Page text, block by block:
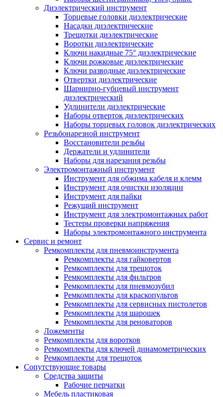
Диэлектрический инструмент
Торцевые головки диэлектрические
Насадки диэлектрические
Трещотки диэлектрические
Воротки диэлектрические
Ключи накидные 75° диэлектрические
Ключи рожковые диэлектрические
Ключи разводные диэлектрические
Отвертки диэлектрические
Шарнирно-губцевый инструмент
диэлектрический
Удлинители диэлектрические
Наборы отверток диэлектрических
Наборы торцевых головок диэлектрических
Резьбонарезной инструмент
Восстановители резьбы
Держатели и удлинители
Наборы для нарезания резьбы
Электромонтажный инструмент
Инструмент для обжима кабеля и клемм
Инструмент для очистки изоляции
Инструмент для пайки
Режущий инструмент
Инструмент для электромонтажных работ
Тестеры проверки напряжения
Наборы электромонтажного инструмента
Сервис и ремонт
Ремкомплекты для пневмоинструмента
Ремкомплекты для гайковертов
Ремкомплекты для трещоток
Ремкомплекты для фильтров
Ремкомплекты для пневмозубил
Ремкомплекты для краскопультов
Ремкомплекты для сервисных пистолетов
Ремкомплекты для шарошек
Ремкомплекты для реноваторов
Ложементы
Ремкомплекты для воротков
Ремкомплекты для ключей динамометрических
Ремкомплекты для трещоток
Сопутствующие товары
Средства защиты
Рабочие перчатки
Мебель пластиковая